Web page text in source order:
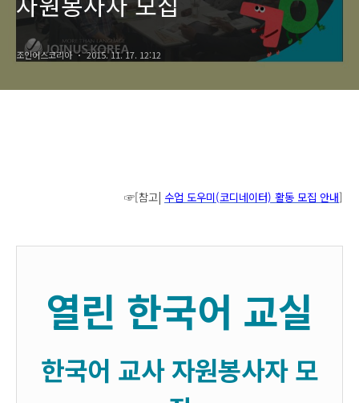
조인어스코리아 2015. 11. 17. 12:12
☞[참고| 수업 도우미(코디네이터) 활동 모집 안내]
열린 한국어 교실
한국어 교사 자원봉사자 모